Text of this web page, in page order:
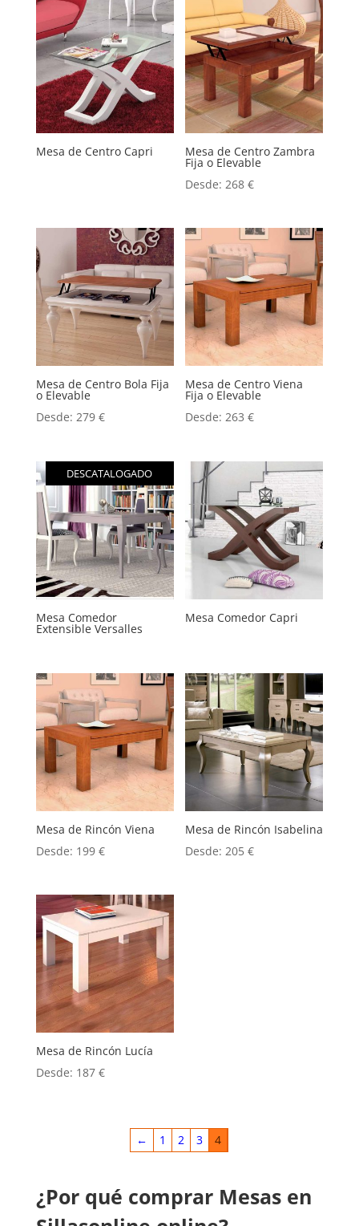
Mesa de Centro Capri Mesa de Centro Zambra
Fija o Elevable
Desde:268€
Mesa de Centro Bola Fija
o Elevable
Desde: 279 €
Mesa de Centro Viena
Fija o Elevable
Desde:263€
DESCATALOGADO
Mesa Comedor
Extensible Versalles
Mesa Comedor Capri
Mesa de Rincón Viena
Desde: 199 €
Mesa de Rincón Isabelina
Desde:205€
Mesa de Rincón Lucía
Desde: 187 €
← 1 2 3 4
¿Por qué comprar Mesas en